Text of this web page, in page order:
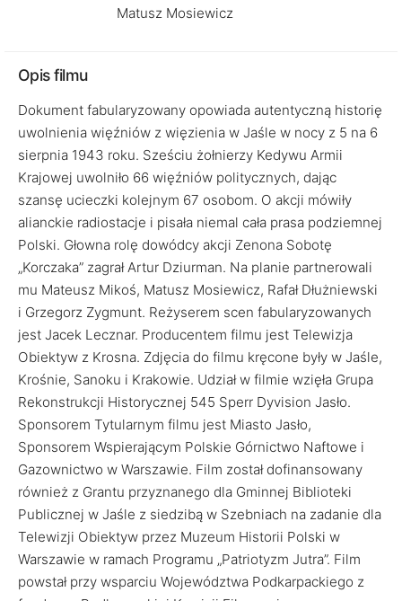
Matusz Mosiewicz
Opis filmu
Dokument fabularyzowany opowiada autentyczną historię
uwolnienia więźniów z więzienia w Jaśle w nocy z 5 na 6
sierpnia 1943 roku. Sześciu żołnierzy Kedywu Armii
Krajowej uwolniło 66 więźniów politycznych, dając
szansę ucieczki kolejnym 67 osobom. O akcji mówiły
alianckie radiostacje i pisała niemal cała prasa podziemnej
Polski. Głowna rolę dowódcy akcji Zenona Sobotę
„Korczaka” zagrał Artur Dziurman. Na planie partnerowali
mu Mateusz Mikoś, Matusz Mosiewicz, Rafał Dłużniewski
i Grzegorz Zygmunt. Reżyserem scen fabularyzowanych
jest Jacek Lecznar. Producentem filmu jest Telewizja
Obiektyw z Krosna. Zdjęcia do filmu kręcone były w Jaśle,
Krośnie, Sanoku i Krakowie. Udział w filmie wzięła Grupa
Rekonstrukcji Historycznej 545 Sperr Dyvision Jasło.
Sponsorem Tytularnym filmu jest Miasto Jasło,
Sponsorem Wspierającym Polskie Górnictwo Naftowe i
Gazownictwo w Warszawie. Film został dofinansowany
również z Grantu przyznanego dla Gminnej Biblioteki
Publicznej w Jaśle z siedzibą w Szebniach na zadanie dla
Telewizji Obiektyw przez Muzeum Historii Polski w
Warszawie w ramach Programu „Patriotyzm Jutra”. Film
powstał przy wsparciu Województwa Podkarpackiego z